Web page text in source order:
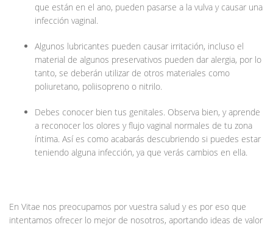
que están en el ano, pueden pasarse a la vulva y causar una
infección vaginal.
Algunos lubricantes pueden causar irritación, incluso el
material de algunos preservativos pueden dar alergia, por lo
tanto, se deberán utilizar de otros materiales como
poliuretano, poliisopreno o nitrilo.
Debes conocer bien tus genitales. Observa bien, y aprende
a reconocer los olores y flujo vaginal normales de tu zona
íntima. Así es como acabarás descubriendo si puedes estar
teniendo alguna infección, ya que verás cambios en ella.
En Vitae nos preocupamos por vuestra salud y es por eso que
intentamos ofrecer lo mejor de nosotros, aportando ideas de valor